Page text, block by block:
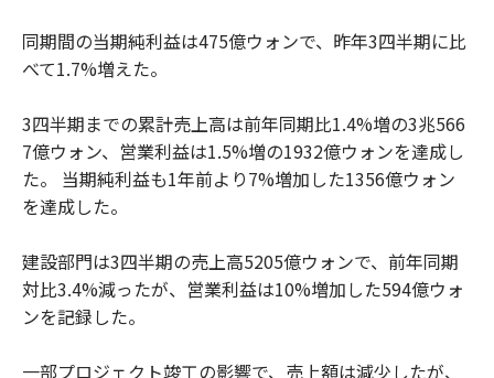
同期間の当期純利益は475億ウォンで、昨年3四半期に比
べて1.7%増えた。
3四半期までの累計売上高は前年同期比1.4%増の3兆566
7億ウォン、営業利益は1.5%増の1932億ウォンを達成し
た。 当期純利益も1年前より7%増加した1356億ウォン
を達成した。
建設部門は3四半期の売上高5205億ウォンで、前年同期
対比3.4%減ったが、営業利益は10%増加した594億ウォ
ンを記録した。
一部プロジェクト竣工の影響で、売上額は減少したが、